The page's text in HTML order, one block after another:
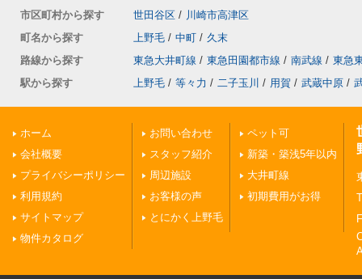
市区町村から探す 世田谷区 / 川崎市高津区
町名から探す
上野毛 / 中町 / 久末
路線から探す
東急大井町線 / 東急田園都市線 / 南武線 / 東急
駅から探す
上野毛 / 等々力 / 二子玉川 / 用賀 / 武蔵中原 /
ホーム
会社概要
プライバシーポリシー
利用規約
サイトマップ
物件カタログ
お問い合わせ
スタッフ紹介
周辺施設
お客様の声
とにかく上野毛
ペット可
新築・築浅5年以内
大井町線
初期費用がお得